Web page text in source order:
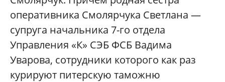
оперативника Смолярчука Светлана —
супруга начальника 7-го отдела
Управления «К» СЭБ ФСБ Вадима
Уварова, сотрудники которого как раз
курируют питерскую таможню